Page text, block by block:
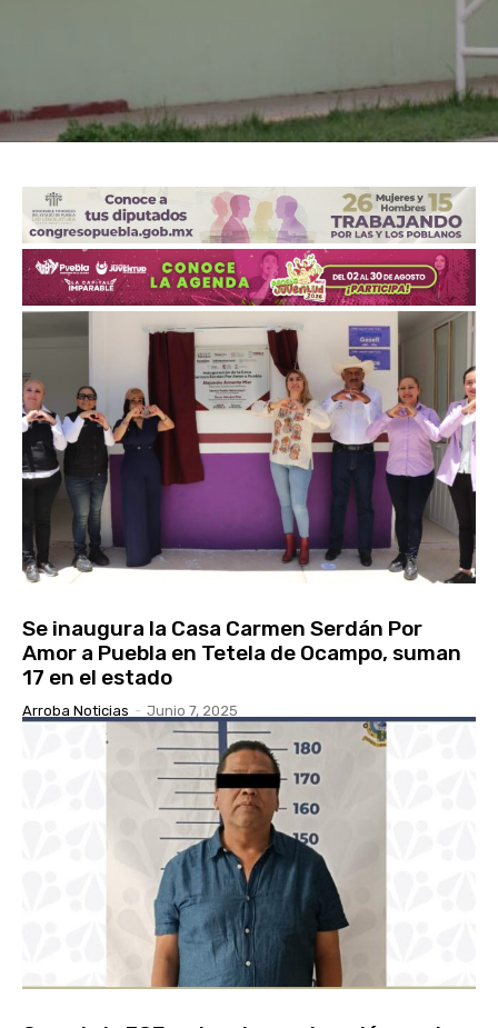
Se inaugura la Casa Carmen Serdán Por
Amor a Puebla en Tetela de Ocampo, suman
17 en el estado
Arroba Noticias - Junio 7, 2025